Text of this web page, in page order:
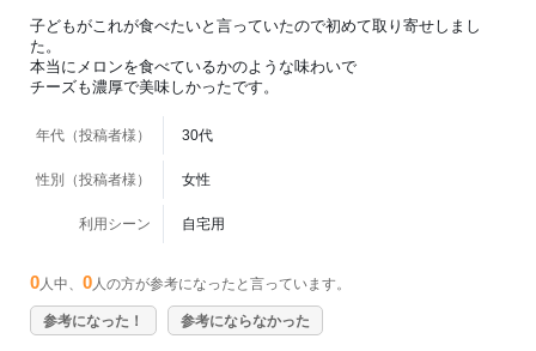
子どもがこれが食べたいと言っていたので初めて取り寄せしまし
た。
本当にメロンを食べているかのような味わいで
チーズも濃厚で美味しかったです。
年代（投稿者様） 30代
性別（投稿者様） 女性
利用シーン 自宅用
0 人中、 0 人の方が参考になったと言っています。
参考になった！ 参考にならなかった